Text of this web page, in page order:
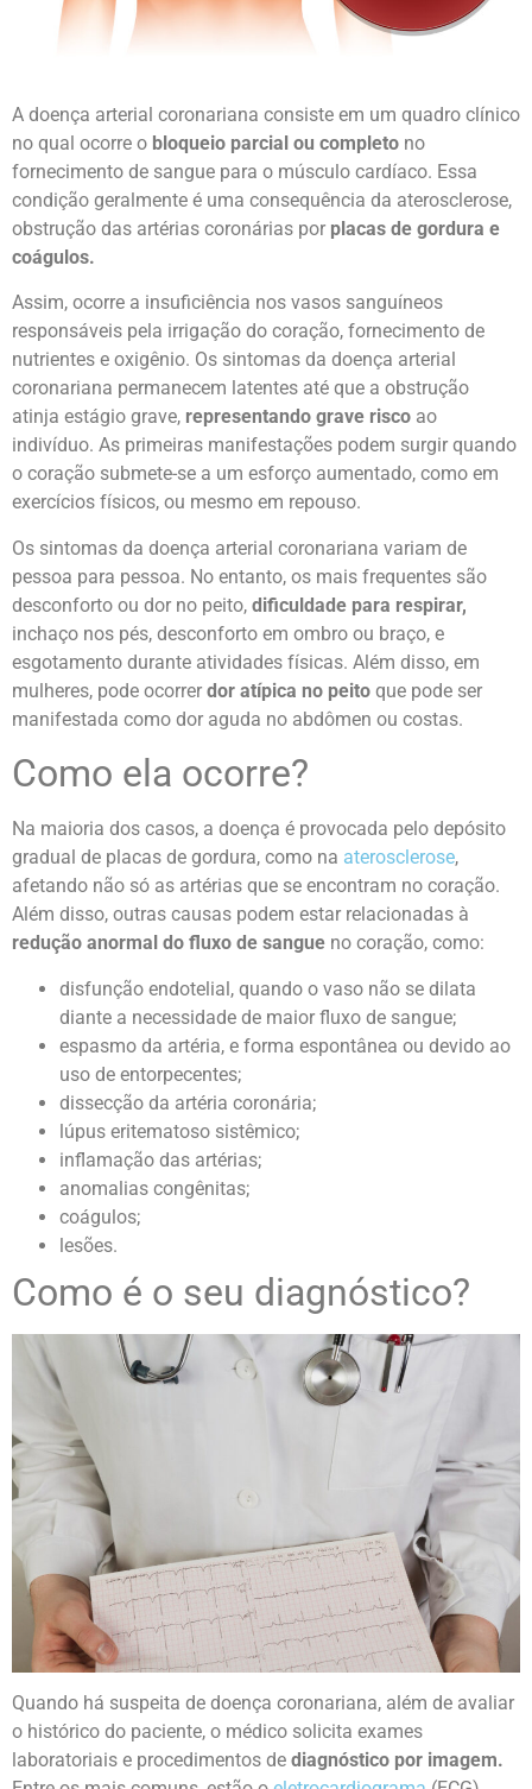
A doença arterial coronariana consiste em um quadro clínico
no qual ocorre o bloqueio parcial ou completo no
fornecimento de sangue para o músculo cardíaco. Essa
condição geralmente é uma consequência da aterosclerose,
obstrução das artérias coronárias por placas de gordura e
coágulos.
Assim, ocorre a insuficiência nos vasos sanguíneos
responsáveis pela irrigação do coração, fornecimento de
nutrientes e oxigênio. Os sintomas da doença arterial
coronariana permanecem latentes até que a obstrução
atinja estágio grave, representando grave risco ao
indivíduo. As primeiras manifestações podem surgir quando
o coração submete-se a um esforço aumentado, como em
exercícios físicos, ou mesmo em repouso.
Os sintomas da doença arterial coronariana variam de
pessoa para pessoa. No entanto, os mais frequentes são
desconforto ou dor no peito, dificuldade para respirar,
inchaço nos pés, desconforto em ombro ou braço, e
esgotamento durante atividades físicas. Além disso, em
mulheres, pode ocorrer dor atípica no peito que pode ser
manifestada como dor aguda no abdômen ou costas.
Como ela ocorre?
Na maioria dos casos, a doença é provocada pelo depósito
gradual de placas de gordura, como na aterosclerose,
afetando não só as artérias que se encontram no coração.
Além disso, outras causas podem estar relacionadas à
redução anormal do fluxo de sangue no coração, como:
disfunção endotelial, quando o vaso não se dilata
diante a necessidade de maior fluxo de sangue;
espasmo da artéria, e forma espontânea ou devido ao
uso de entorpecentes;
dissecção da artéria coronária;
lúpus eritematoso sistêmico;
inflamação das artérias;
anomalias congênitas;
coágulos;
lesões.
Como é o seu diagnóstico?
Quando há suspeita de doença coronariana, além de avaliar
o histórico do paciente, o médico solicita exames
laboratoriais e procedimentos de diagnóstico por imagem.